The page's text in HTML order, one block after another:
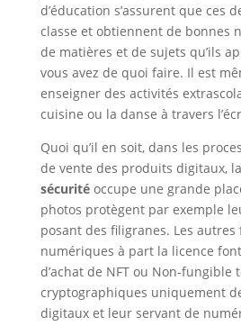
d’éducation s’assurent que ces
classe et obtiennent de bonnes
de matières et de sujets qu’ils
vous avez de quoi faire. Il est
enseigner des activités
cuisine ou la danse à travers
Quoi qu’il en soit, dans les
de vente des produits digitaux,
sécuritéoccupe une grande
photos protègent par exemple
posant des filigranes. Les autres
numériques à part la licence
d’achat de NFT ou Non-fungible
cryptographiques uniquement
digitaux et leur servant de